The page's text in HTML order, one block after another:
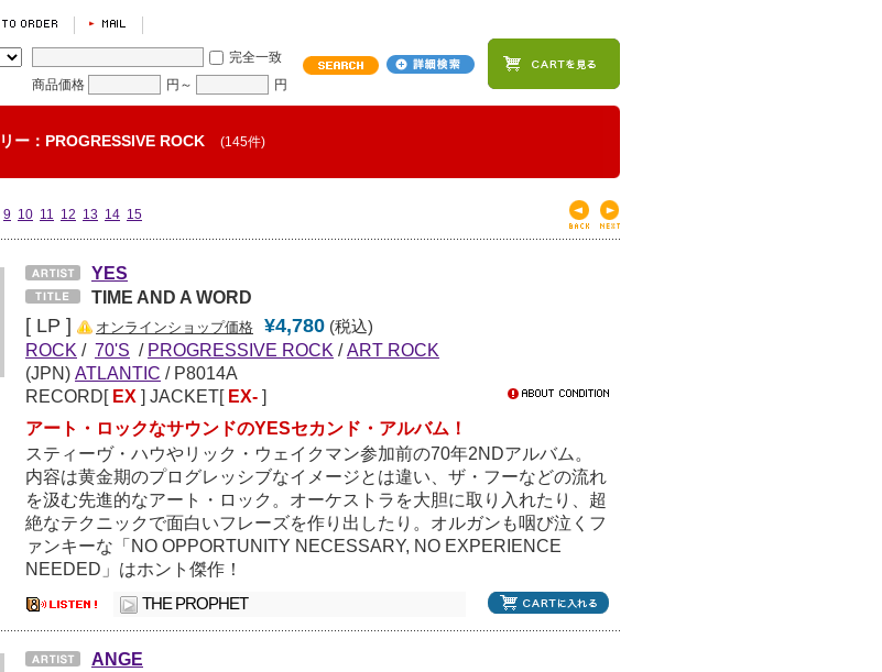
完全一致
商品価格
円～ 円
ー：PROGRESSIVE ROCK (145件)
9 10 11 12 13 14 15
YES
TIME AND A WORD
[ LP ] オンラインショップ価格 ¥4,780 (税込)
ROCK / 70'S / PROGRESSIVE ROCK / ART ROCK
(JPN) ATLANTIC / P8014A
RECORD[ EX ] JACKET[ EX- ]
アート・ロックなサウンドのYESセカンド・アルバム！
スティーヴ・ハウやリック・ウェイクマン参加前の70年2NDアルバム。
内容は黄金期のプログレッシブなイメージとは違い、ザ・フーなどの流れ
を汲む先進的なアート・ロック。オーケストラを大胆に取り入れたり、超
絶なテクニックで面白いフレーズを作り出したり。オルガンも咽び泣くフ
ァンキーな「NO OPPORTUNITY NECESSARY, NO EXPERIENCE
NEEDED」はホント傑作！
THE PROPHET
ANGE